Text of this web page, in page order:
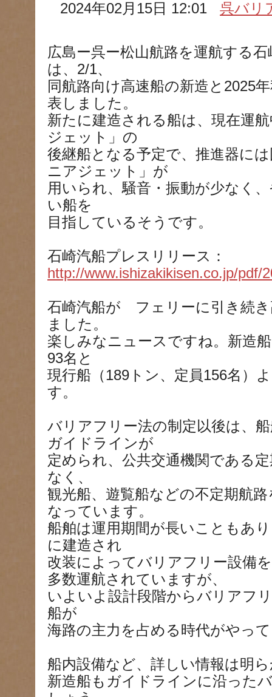
2024年02月15日 12:01呉バリ
広島ー呉ー松山航路を運航する
は、2/1、
同航路向け高速船の新造と2025
表しました。
新たに建造される船は、現在運
ジェット」の
後継船となる予定で、推進器に
ニアジェット」が
用いられ、騒音・振動が少なく
い船を
目指しているそうです。
石崎汽船プレスリリース：
http://www.ishizakikisen.co.jp/pdf/
石崎汽船が フェリーに引き続き
ました。
楽しみなニュースですね。新造
93名と
現行船（189トン、定員156名）
す。
バリアフリー法の制定以後は、
ガイドラインが
定められ、公共交通機関である
なく、
観光船、遊覧船などの不定期航
なっています。
船舶は運用期間が長いこともあ
に建造され
改装によってバリアフリー設備
多数運航されていますが、
いよいよ設計段階からバリアフ
船が
海路の主力を占める時代がやっ
船内設備など、詳しい情報は明
新造船もガイドラインに沿った